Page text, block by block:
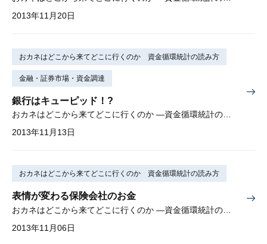
2013年11月20日
おカネはどこから来てどこに行くのか 資金循環統計の読み方
金融・証券市場・資金調達
銀行はキューピッド！?
おカネはどこから来てどこに行くのか —資金循環統計の読み方— 第5回
2013年11月13日
おカネはどこから来てどこに行くのか 資金循環統計の読み方
表情が変わる保険会社のお金
2013年11月06日